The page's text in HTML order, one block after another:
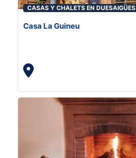
CASAS Y CHALETS EN DUESAIGÜES
Casa La Guineu